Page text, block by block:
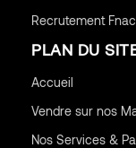
Recrutement
PLAN DU
Accueil
Vendre sur nos
Nos Services &